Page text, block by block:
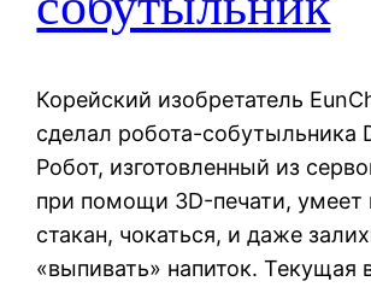
Корейский изобретатель
сделал робота-собутыльника
Робот, изготовленный из
при помощи 3D-печати, умеет
стакан, чокаться, и даже
«выпивать» напиток. Текущая